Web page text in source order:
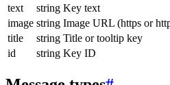
text
string Key text
image string Image URL (https or
title
string Title or tooltip key
id
string Key ID